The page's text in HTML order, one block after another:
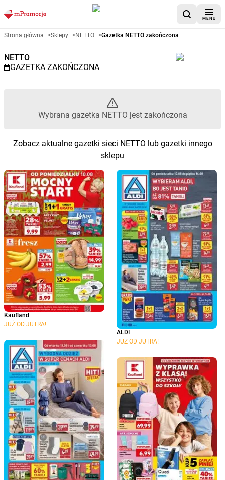
MENU
Gazetka promocyjna NETTO –
Strona główna >Sklepy >NETTO >Gazetka NETTO zakończona
NETTO
GAZETKA ZAKOŃCZONA
Wybrana gazetka NETTO jest zakończona
Zobacz aktualne gazetki sieci NETTO lub gazetki innego
sklepu
Kaufland
JUŻ OD JUTRA!
ALDI
JUŻ OD JUTRA!